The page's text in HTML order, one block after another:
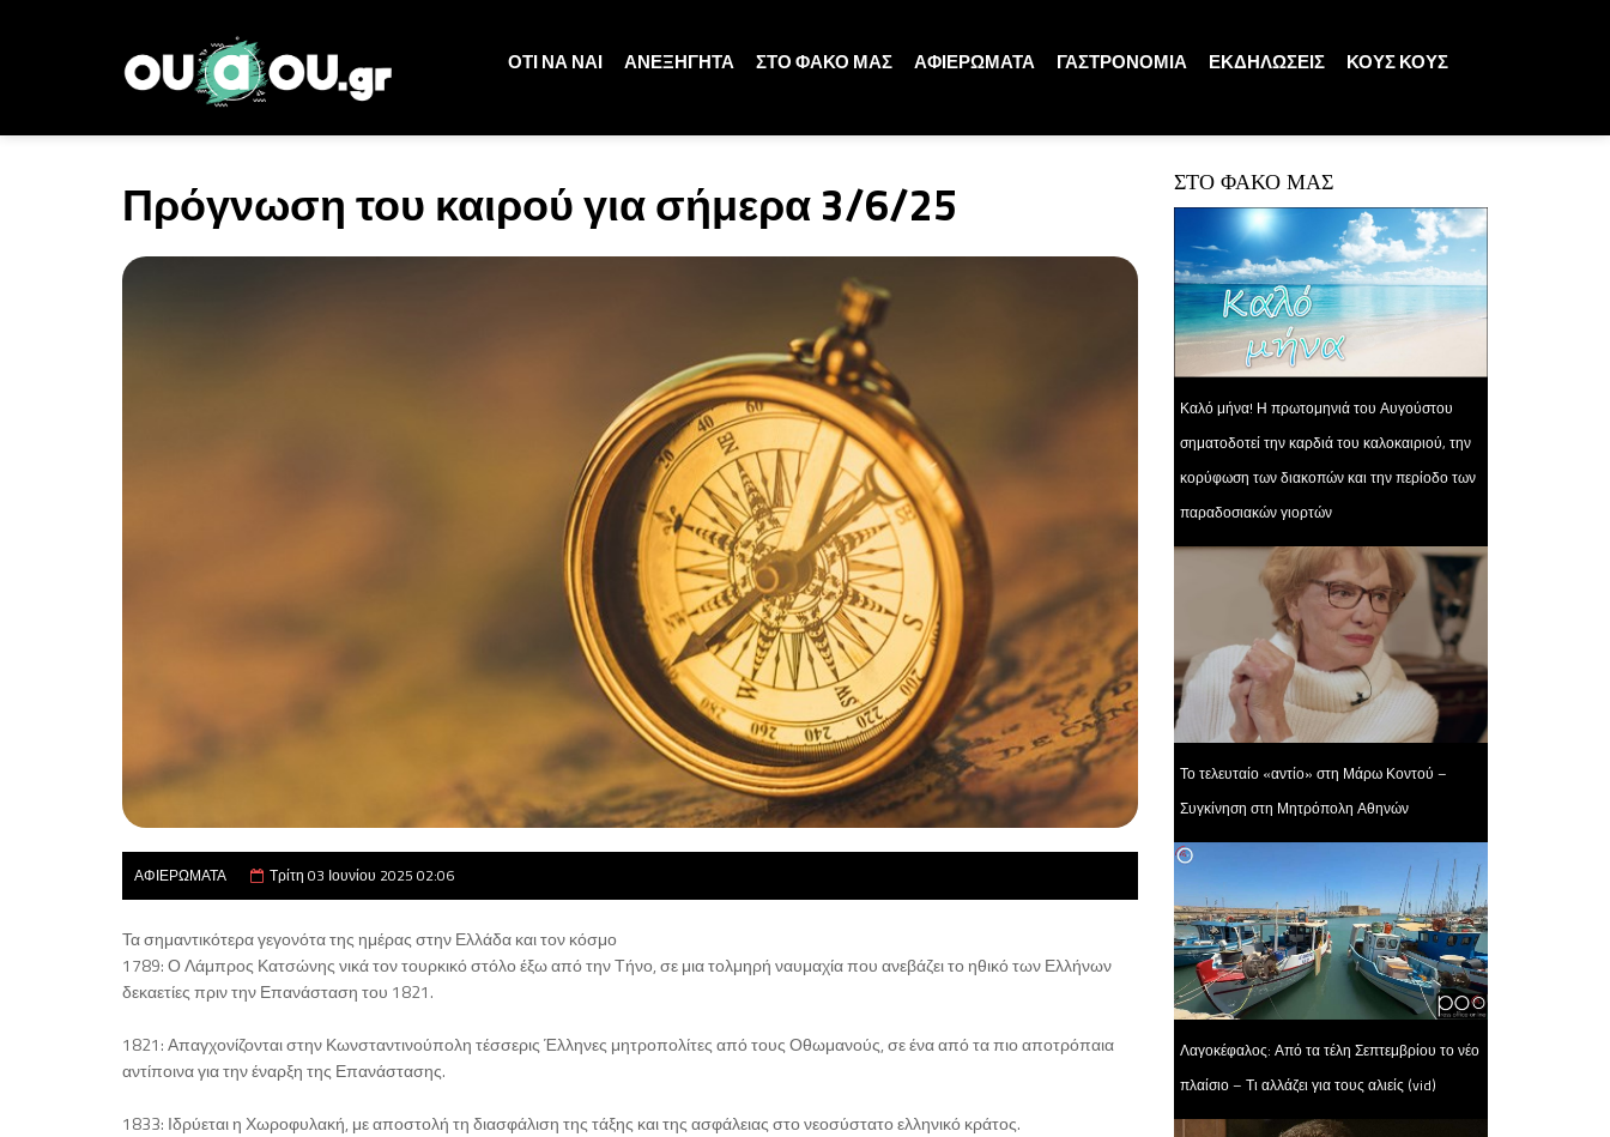
ΟΤΙ ΝΑ ΝΑΙ ΑΝΕΞΗΓΗΤΑ ΣΤΟ ΦΑΚΟ ΜΑΣ ΑΦΙΕΡΩΜΑΤΑ ΓΑΣΤΡΟΝΟΜΙΑ ΕΚΔΗΛΩΣΕΙΣ ΚΟΥΣ ΚΟΥΣ
Πρόγνωση του καιρού για σήμερα 3/6/25
ΑΦΙΕΡΩΜΑΤΑ Τρίτη 03 Ιουνίου 2025 02:06
Τα σημαντικότερα γεγονότα της ημέρας στην Ελλάδα και τον κόσμο
1789: Ο Λάμπρος Κατσώνης νικά τον τουρκικό στόλο έξω από την Τήνο, σε μια τολμηρή ναυμαχία που ανεβάζει το ηθικό των Ελλήνων
δεκαετίες πριν την Επανάσταση του 1821.
1821: Απαγχονίζονται στην Κωνσταντινούπολη τέσσερις Έλληνες μητροπολίτες από τους Οθωμανούς, σε ένα από τα πιο αποτρόπαια
αντίποινα για την έναρξη της Επανάστασης.
1833: Ιδρύεται η Χωροφυλακή, με αποστολή τη διασφάλιση της τάξης και της ασφάλειας στο νεοσύστατο ελληνικό κράτος.
ΣΤΟ ΦΑΚΟ ΜΑΣ
Καλό μήνα! Η πρωτομηνιά του Αυγούστου
σηματοδοτεί την καρδιά του καλοκαιριού, την
κορύφωση των διακοπών και την περίοδο των
παραδοσιακών γιορτών
Το τελευταίο «αντίο» στη Μάρω Κοντού –
Συγκίνηση στη Μητρόπολη Αθηνών
Λαγοκέφαλος: Από τα τέλη Σεπτεμβρίου το νέο
πλαίσιο – Τι αλλάζει για τους αλιείς (vid)